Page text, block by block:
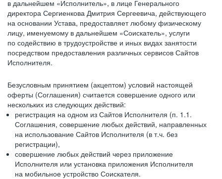
в дальнейшем «Исполнитель», в лице Генерального
директора Сергиенкова Дмитрия Сергеевича, действующего
на основании Устава, предоставляет любому физическому
лицу, именуемому в дальнейшем «Соискатель», услуги
по содействию в трудоустройстве и иных видах занятости
посредством предоставления различных сервисов Сайтов
Исполнителя.
Безусловным принятием (акцептом) условий настоящей
оферты (Соглашения) считается совершение одного или
нескольких из следующих действий:
регистрация на одном из Сайтов Исполнителя (п. 1.1.
Соглашения, совершение любых действий, направленных
на использование Сайтов Исполнителя (в т.ч. без
регистрации),
совершение любых действий через приложение
Исполнителя или установка приложения Исполнителя
на мобильное устройство Соискателя.